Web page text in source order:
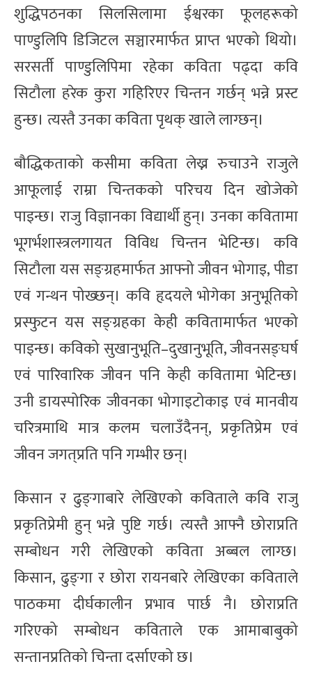
शुद्धिपठनका सिलसिलामा ईश्वरका फूलहरूको
पाण्डुलिपि डिजिटल सञ्चारमार्फत प्राप्त भएको थियो।
सरसर्ती पाण्डुलिपिमा रहेका कविता पढ्दा कवि
सिटौला हरेक कुरा गहिरिएर चिन्तन गर्छन् भन्ने प्रस्ट
हुन्छ। त्यस्तै उनका कविता पृथक् खाले लाग्छन्।
बौद्धिकताको कसीमा कविता लेख्न रुचाउने राजुले
आफूलाई राम्रा चिन्तकको परिचय दिन खोजेको
पाइन्छ। राजु विज्ञानका विद्यार्थी हुन्। उनका कवितामा
भूगर्भशास्त्रलगायत विविध चिन्तन भेटिन्छ। कवि
सिटौला यस सङ्ग्रहमार्फत आफ्नो जीवन भोगाइ, पीडा
एवं गन्थन पोख्छन्। कवि हृदयले भोगेका अनुभूतिको
प्रस्फुटन यस सङ्ग्रहका केही कवितामार्फत भएको
पाइन्छ। कविको सुखानुभूति–दुखानुभूति, जीवनसङ्घर्ष
एवं पारिवारिक जीवन पनि केही कवितामा भेटिन्छ।
उनी डायस्पोरिक जीवनका भोगाइटोकाइ एवं मानवीय
चरित्रमाथि मात्र कलम चलाउँदैनन्, प्रकृतिप्रेम एवं
जीवन जगत्‌प्रति पनि गम्भीर छन्।
किसान र ढुङ्‌गाबारे लेखिएको कविताले कवि राजु
प्रकृतिप्रेमी हुन् भन्ने पुष्टि गर्छ। त्यस्तै आफ्नै छोराप्रति
सम्बोधन गरी लेखिएको कविता अब्बल लाग्छ।
किसान, ढुङ्‌गा र छोरा रायनबारे लेखिएका कविताले
पाठकमा दीर्घकालीन प्रभाव पार्छ नै। छोराप्रति
गरिएको सम्बोधन कविताले एक आमाबाबुको
सन्तानप्रतिको चिन्ता दर्साएको छ।